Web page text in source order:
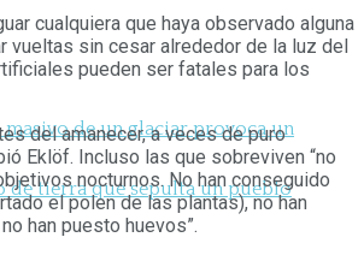
cualquiera que haya observado alguna
vueltas sin cesar alrededor de la luz del
pueden ser fatales para los
del amanecer, a veces de puro
Eklöf. Incluso las que sobreviven “no
nocturnos. No han conseguido
el polen de las plantas), no han
han puesto huevos”.